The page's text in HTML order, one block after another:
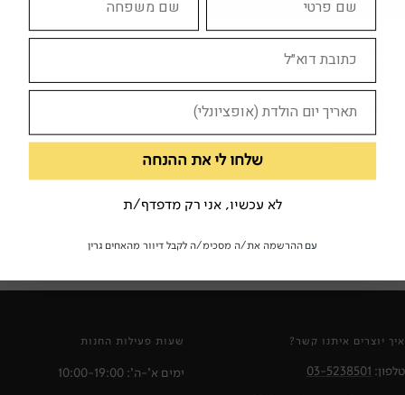
מזווית פוסט-סטרוקטורליסטית
אושי קראוס
פילוסופיה
איך יוצרים איתנו קשר?
טלפון: 03-5238501
שעות פעילות החנות
ימים א'-ה': 10:00-19:00
שלחו לי את ההנחה
לא עכשיו, אני רק מדפדף/ת
עם ההרשמה את/ה מסכימ/ה לקבל דיוור מהאחים גרין